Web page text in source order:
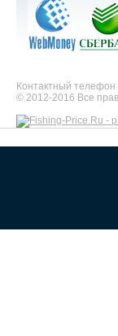
Контактный
© 2012-2016 Все